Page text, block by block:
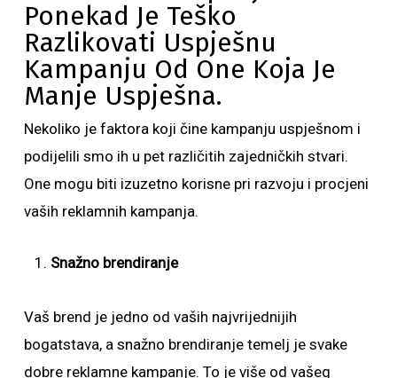
Ponekad Je Teško
Razlikovati Uspješnu
Kampanju Od One Koja Je
Manje Uspješna.
Nekoliko je faktora koji čine kampanju uspješnom i
podijelili smo ih u pet različitih zajedničkih stvari.
One mogu biti izuzetno korisne pri razvoju i procjeni
vaših reklamnih kampanja.
Snažno brendiranje
Vaš brend je jedno od vaših najvrijednijih
bogatstava, a snažno brendiranje temelj je svake
dobre reklamne kampanje. To je više od vašeg